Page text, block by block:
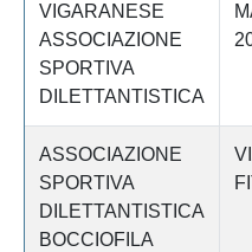
VIGARANESE
ASSOCIAZIONE
SPORTIVA
DILETTANTISTICA
ASSOCIAZIONE
SPORTIVA
DILETTANTISTICA
BOCCIOFILA